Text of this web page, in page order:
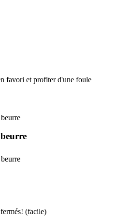
favori et profiter d'une foule
(facile)